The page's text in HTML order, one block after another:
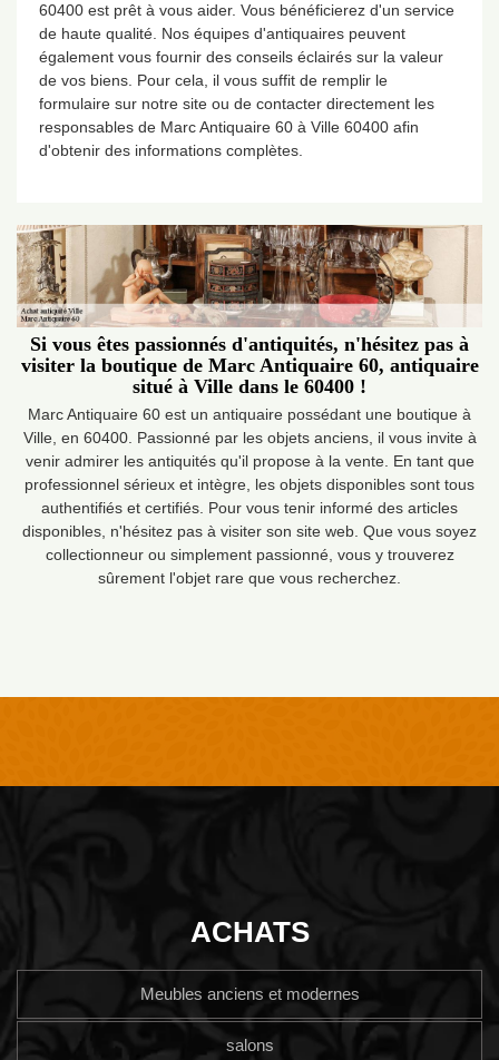
60400 est prêt à vous aider. Vous bénéficierez d'un service
de haute qualité. Nos équipes d'antiquaires peuvent
également vous fournir des conseils éclairés sur la valeur
de vos biens. Pour cela, il vous suffit de remplir le
formulaire sur notre site ou de contacter directement les
responsables de Marc Antiquaire 60 à Ville 60400 afin
d'obtenir des informations complètes.
Si vous êtes passionnés d'antiquités, n'hésitez pas à
visiter la boutique de Marc Antiquaire 60, antiquaire
situé à Ville dans le 60400 !
Marc Antiquaire 60 est un antiquaire possédant une boutique à
Ville, en 60400. Passionné par les objets anciens, il vous invite à
venir admirer les antiquités qu'il propose à la vente. En tant que
professionnel sérieux et intègre, les objets disponibles sont tous
authentifiés et certifiés. Pour vous tenir informé des articles
disponibles, n'hésitez pas à visiter son site web. Que vous soyez
collectionneur ou simplement passionné, vous y trouverez
sûrement l'objet rare que vous recherchez.
ACHATS
Meubles anciens et modernes
salons